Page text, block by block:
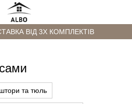
ВІД 3Х КОМПЛЕКТІВ
штори та тюль